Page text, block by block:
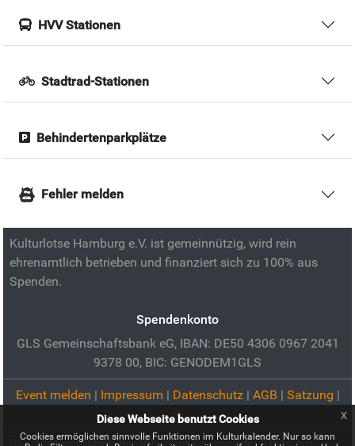
HVV Stationen
Stadtrad-Stationen
Behindertenparkplätze
Fehler melden
Kulturlotse Hamburg e.V. ist gemeinnützig, wird rein
ehrenamtlich betrieben und finanziert sich zu 100% aus
Spenden.
Spendenkonto
GLS Gemeinschaftsbank eG, IBAN: DE50 4306 0967 2041
9378 00, BIC: GENODEM1GLS
Event melden | Impressum | Datenschutz| AGB | Satzung |
Diese Webseite benutzt Cookies
Cookies ermöglichen sinnvolle Funktionen im Kulturkalender. Nur so kann
x